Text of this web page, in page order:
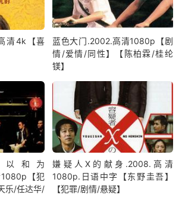
清4k【喜
蓝色大门.2002.高清1080p【剧
情/爱情/同性】【陈柏霖/桂纶
镁】
和为
【犯
乐/任达华/
嫌疑人X的献身.2008.高清
1080p.日语中字【东野圭吾】
【犯罪/剧情/悬疑】